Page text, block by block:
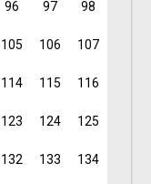
96 97 98
105 106 107
114 115 116
123 124 125
132 133 134